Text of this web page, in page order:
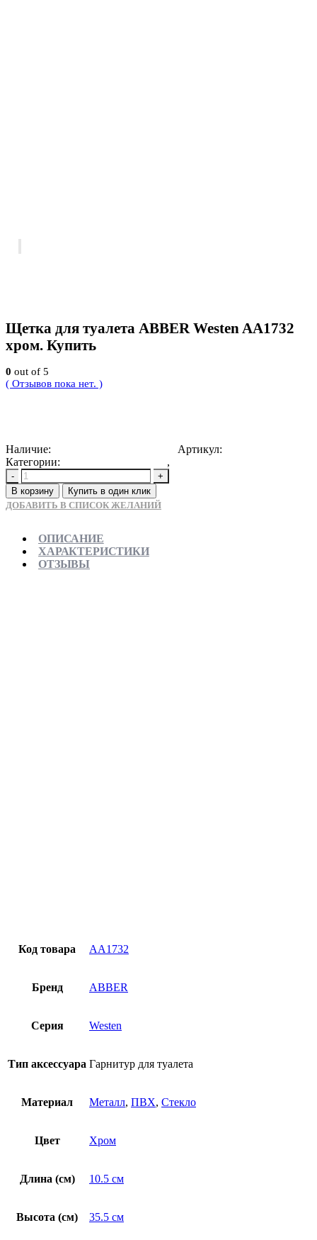
Щетка для туалета ABBER Westen AA1732
хром. Купить
0 out of 5
( Отзывов пока нет. )
Наличие: Артикул:
Категории:
,
-
+
В корзину
Купить в один клик
ДОБАВИТЬ В СПИСОК ЖЕЛАНИЙ
ОПИСАНИЕ
ХАРАКТЕРИСТИКИ
ОТЗЫВЫ
Код товара AA1732
Бренд ABBER
Серия Westen
Тип аксессуара Гарнитур для туалета
Материал Металл, ПВХ, Стекло
Цвет Хром
Длина (см) 10.5 см
Высота (см) 35.5 см